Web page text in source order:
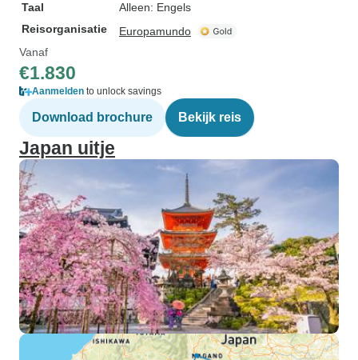
Taal
Alleen: Engels
Reisorganisatie
Europamundo
Vanaf
€1.830
Aanmelden to unlock savings
Download brochure Bekijk reis
Japan uitje